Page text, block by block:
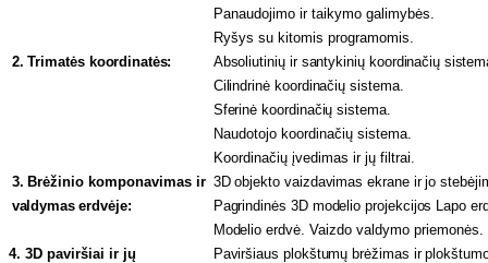
Panaudojimo ir taikymo galimybės.
Ryšys su kitomis programomis.
2. Trimatės koordinatės: Absoliutinių ir santykinių koordinačių
Cilindrinė koordinačių sistema.
Sferinė koordinačių sistema.
Naudotojo koordinačių sistema.
Koordinačių įvedimas ir jų filtrai.
3. Brėžinio komponavimas ir
valdymas erdvėje:
3D objekto vaizdavimas ekrane ir jo
Pagrindinės 3D modelio projekcijos Lapo
Modelio erdvė. Vaizdo valdymo priemonės.
4. 3D paviršiai ir jų
Paviršiaus plokštumų brėžimas ir